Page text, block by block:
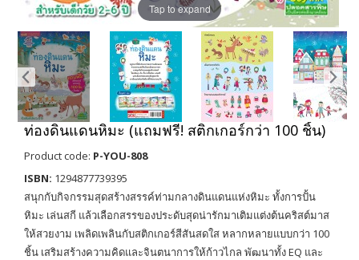
Tap to expand
ท่องดินแดนหิมะ (แถมฟรี! สติกเกอร์กว่า 100 ชิ้น)
Product code: P-YOU-808
ISBN: 1294877739395
สนุกกับกิจกรรมสุดสร้างสรรค์ท่ามกลางดินแดนแห่งหิมะ ทั้งการปั้น
หิมะ เล่นสกี แล้วเลือกสรรของประดับสุดน่ารักมาเติมแต่งต้นคริสต์มาส
ให้สวยงาม เพลิดเพลินกับสติกเกอร์สีสันสดใส หลากหลายแบบกว่า 100
ชิ้น เสริมสร้างความคิดและจินตนาการให้ก้าวไกล พัฒนาทั้ง EQ และ